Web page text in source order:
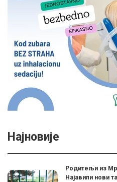
Најновије
Родитељи из
Најавили нови